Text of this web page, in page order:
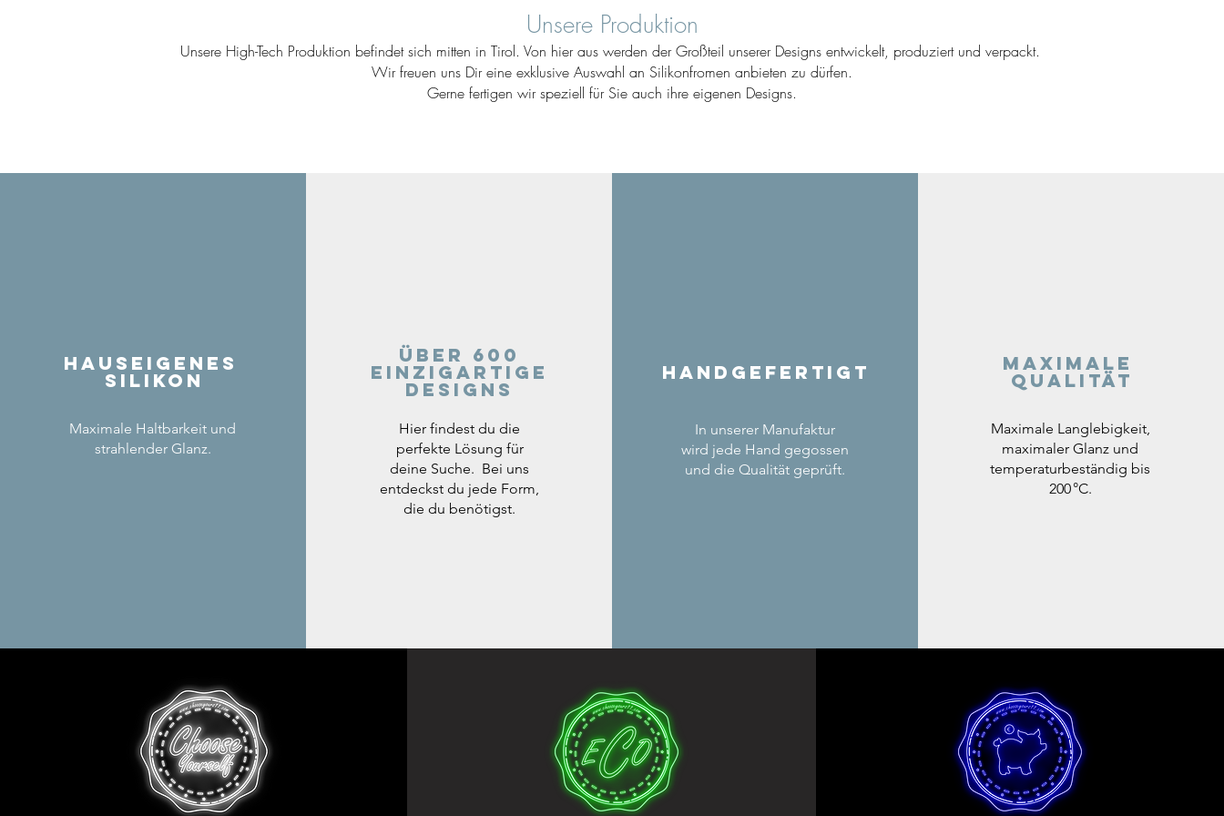
Unsere Produktion
Unsere High-Tech Produktion befindet sich mitten in Tirol. Von hier aus werden der Großteil unserer Designs entwickelt, produziert und verpackt.
Wir freuen uns Dir eine exklusive Auswahl an Silikonfromen anbieten zu dürfen.
Gerne fertigen wir speziell für Sie auch ihre eigenen Designs.
Hauseigenes
Silikon
Maximale Haltbarkeit und
strahlender Glanz.
Über 600
einzigartige
Designs
Hier findest du die
perfekte Lösung für
deine Suche. Bei uns
entdeckst du jede Form,
die du benötigst.
Handgefertigt
In unserer Manufaktur
wird jede Hand gegossen
und die Qualität geprüft.
Maximale
Qualität
Maximale Langlebigkeit,
maximaler Glanz und
temperaturbeständig bis
200 °C.